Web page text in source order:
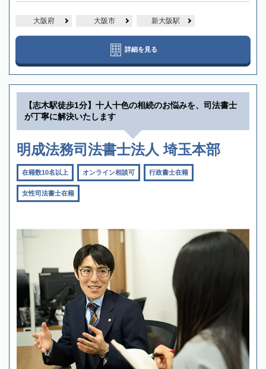
大阪府 大阪市 新大阪駅
詳細を見る
【志木駅徒歩1分】十人十色の相続のお悩みを、司法書士
が丁寧に解決いたします
明成法務司法書士法人 埼玉本部
在籍数10名以上 オンライン相談可 行政書士在籍
女性司法書士在籍